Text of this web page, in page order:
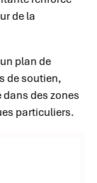
de la
plan de
de soutien,
des zones
particuliers.